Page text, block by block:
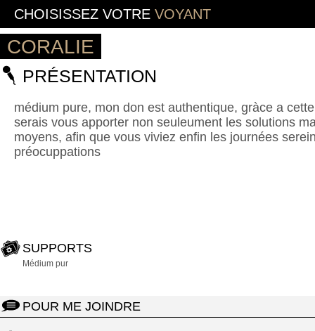
CHOISISSEZ VOTRE VOYANT
CORALIE
PRÉSENTATION
médium pure, mon don est authentique, gràce a
serais vous apporter non seuleument les solutions
moyens, afin que vous viviez enfin les journées
préocuppations
SUPPORTS
Médium pur
POUR ME JOINDRE